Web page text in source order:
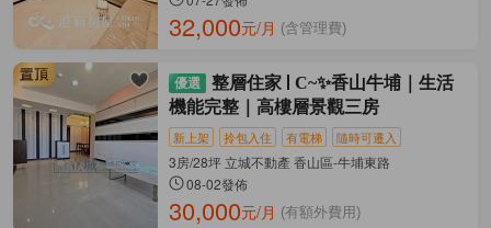
32,000元/月 (含管理費)
整層住家
C~✨香山牛埔｜生活
機能完整｜高樓層景觀三房
新上架 拎包入住 有電梯 隨時可遷入
3房/28坪 立城不動產 香山區-牛埔東路
08-02發佈
30,000元/月 (有額外費用)